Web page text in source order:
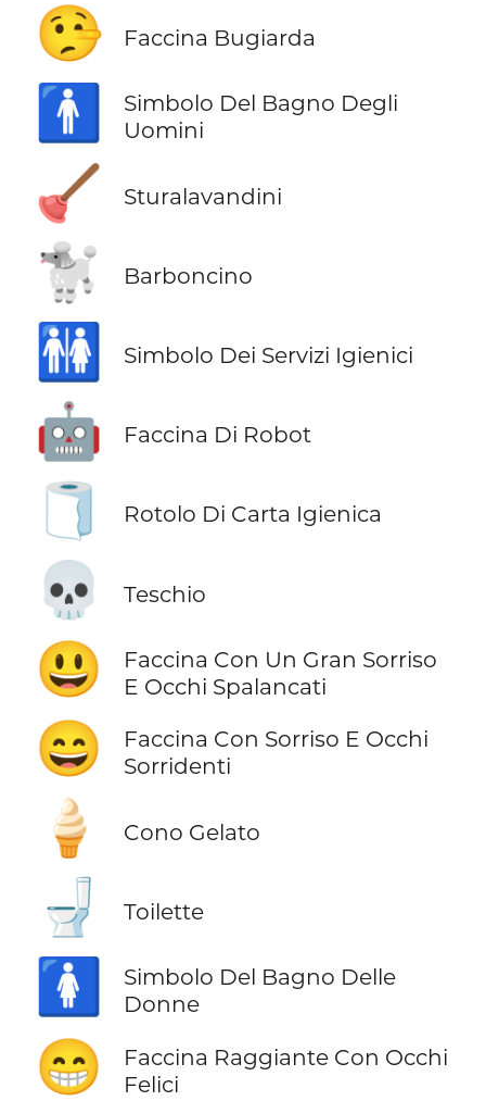
🤥 Faccina Bugiarda
🚹
Simbolo Del Bagno Degli
Uomini
🪠 Sturalavandini
🐩 Barboncino
🚻 Simbolo Dei Servizi Igienici
🤖 Faccina Di Robot
🧻 Rotolo Di Carta Igienica
💀 Teschio
😃
Faccina Con Un Gran Sorriso
E Occhi Spalancati
😄
Faccina Con Sorriso E Occhi
Sorridenti
🍦 Cono Gelato
🚽 Toilette
🚺
Simbolo Del Bagno Delle
Donne
😁
Faccina Raggiante Con Occhi
Felici